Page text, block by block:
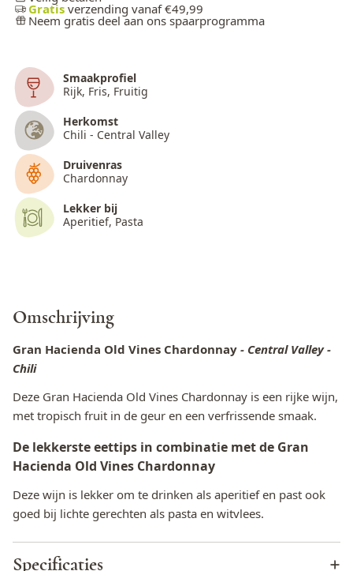
Gratis verzending vanaf €49,99
Neem gratis deel aan ons spaarprogramma
Smaakprofiel
Rijk, Fris, Fruitig
Lekker bij
Aperitief, Pasta
Herkomst
Chili - Central Valley
Druivenras
Chardonnay
Omschrijving
Gran Hacienda Old Vines Chardonnay - Central Valley -
Chili
Deze Gran Hacienda Old Vines Chardonnay is een rijke wijn,
met tropisch fruit in de geur en een verfrissende smaak.
De lekkerste eettips in combinatie met de Gran
Hacienda Old Vines Chardonnay
Deze wijn is lekker om te drinken als aperitief en past ook
goed bij lichte gerechten als pasta en witvlees.
Specificaties